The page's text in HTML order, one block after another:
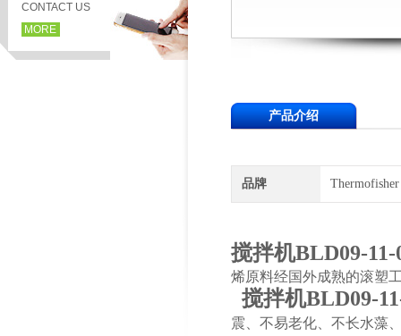
CONTACT US
MORE
产品介绍
品牌
搅拌机BLD09-
烯原料经国外成熟的滚塑
搅拌机BLD09-
震、不易老化、不长水藻